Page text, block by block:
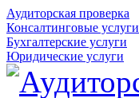
Аудиторская проверка
Консалтинговые услуги
Бухгалтерские услуги
Юридические услуги